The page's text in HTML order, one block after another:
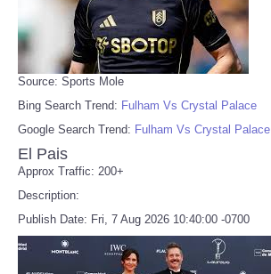
Source: Sports Mole
Bing Search Trend: Fulham Vs Crystal Palace
Google Search Trend: Fulham Vs Crystal Palace
El Pais
Approx Traffic: 200+
Description:
Publish Date: Fri, 7 Aug 2026 10:40:00 -0700